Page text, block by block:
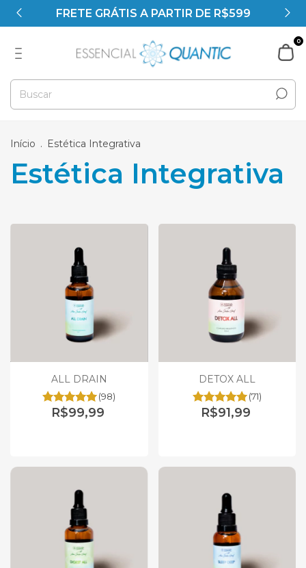
0
FRETE GRÁTIS A PARTIR DE R$599
Início . Estética Integrativa
Estética Integrativa
ALL DRAIN
(98)
R$99,99
DETOX ALL
(71)
R$91,99